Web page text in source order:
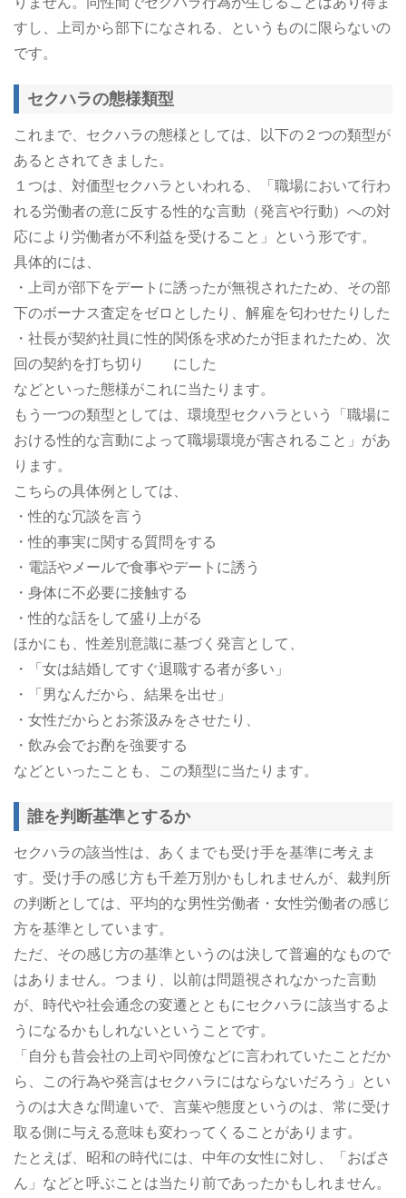
すし、上司から部下になされる、というものに限らないの
です。
セクハラの態様類型
これまで、セクハラの態様としては、以下の２つの類型が
あるとされてきました。
１つは、対価型セクハラといわれる、「職場において行わ
れる労働者の意に反する性的な言動（発言や行動）への対
応により労働者が不利益を受けること」という形です。
具体的には、
・上司が部下をデートに誘ったが無視されたため、その部
下のボーナス査定をゼロとしたり、解雇を匂わせたりした
・社長が契約社員に性的関係を求めたが拒まれたため、次
回の契約を打ち切り にした
などといった態様がこれに当たります。
もう一つの類型としては、環境型セクハラという「職場に
おける性的な言動によって職場環境が害されること」があ
ります。
こちらの具体例としては、
・性的な冗談を言う
・性的事実に関する質問をする
・電話やメールで食事やデートに誘う
・身体に不必要に接触する
・性的な話をして盛り上がる
ほかにも、性差別意識に基づく発言として、
・「女は結婚してすぐ退職する者が多い」
・「男なんだから、結果を出せ」
・女性だからとお茶汲みをさせたり、
・飲み会でお酌を強要する
などといったことも、この類型に当たります。
誰を判断基準とするか
セクハラの該当性は、あくまでも受け手を基準に考えま
す。受け手の感じ方も千差万別かもしれませんが、裁判所
の判断としては、平均的な男性労働者・女性労働者の感じ
方を基準としています。
ただ、その感じ方の基準というのは決して普遍的なもので
はありません。つまり、以前は問題視されなかった言動
が、時代や社会通念の変遷とともにセクハラに該当するよ
うになるかもしれないということです。
「自分も昔会社の上司や同僚などに言われていたことだか
ら、この行為や発言はセクハラにはならないだろう」とい
うのは大きな間違いで、言葉や態度というのは、常に受け
取る側に与える意味も変わってくることがあります。
たとえば、昭和の時代には、中年の女性に対し、「おばさ
ん」などと呼ぶことは当たり前であったかもしれません。